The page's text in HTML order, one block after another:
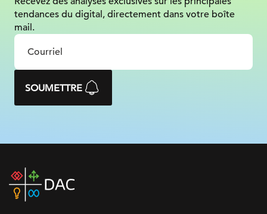
tendances du digital, directement dans votre boîte
mail.
SOUMETTRE
DAC
home